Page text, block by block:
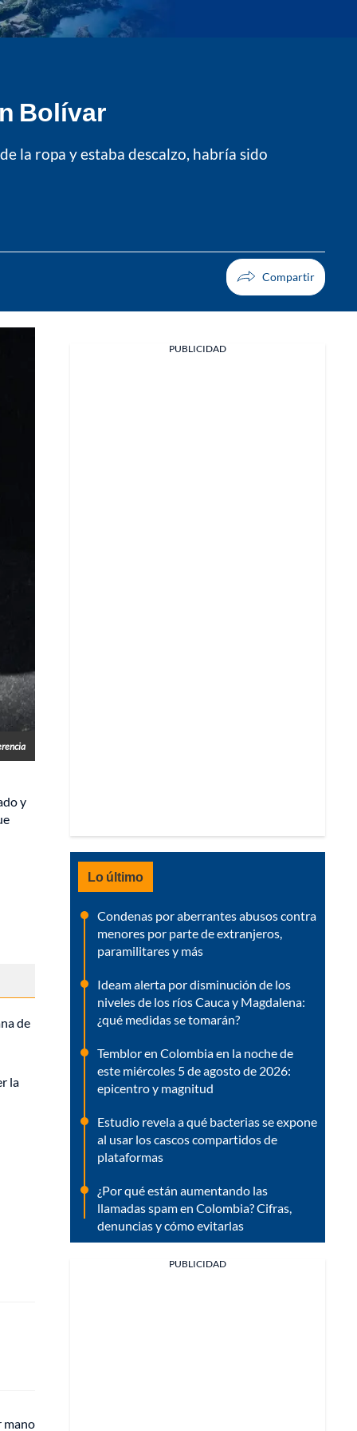
Bolívar
la ropa y estaba descalzo, habría sido
y
de
la
mano
PUBLICIDAD
Lo último
Condenas por aberrantes abusos contra
menores por parte de extranjeros,
paramilitares y más
Ideam alerta por disminución de los
niveles de los ríos Cauca y Magdalena:
¿qué medidas se tomarán?
Temblor en Colombia en la noche de
este miércoles 5 de agosto de 2026:
epicentro y magnitud
Estudio revela a qué bacterias se expone
al usar los cascos compartidos de
plataformas
¿Por qué están aumentando las
llamadas spam en Colombia? Cifras,
denuncias y cómo evitarlas
PUBLICIDAD